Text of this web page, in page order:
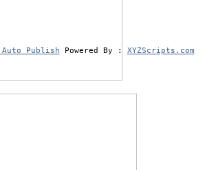
Publish Powered By : XYZScripts.com